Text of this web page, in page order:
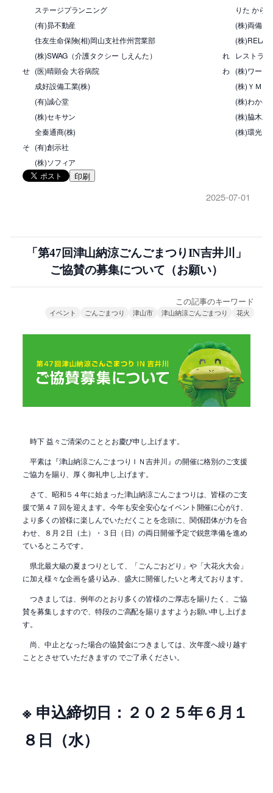
ステージプランニング
りた から
(有)昴不動産
(株)両備シ
住友生命保険(相)岡山支社作州営業部
(株
(株)SWAG（介護タクシー しえんた）
れ レストラ
せ (医)晴顕会 大谷病院 わ (株)ワード
成好設備工業(株)
(株)ＹＭコ
(有)誠心堂
(株)わかば
(株)セキサン
(株)脇木工
全秦通商(株)
(株)環光
そ (有)創示社
(株)ソフィア
印刷
2025-07-01
「第47回津山納涼ごんごまつりIN吉井川」
ご協賛の募集について（お願い）
この記事のキーワード
イベント ごんごまつり 津山市 津山納涼ごんごまつり 花火
時下 益々ご清栄のこととお慶び申し上げます。
平素は『津山納涼ごんごまつりＩＮ吉井川』の開催に格別のご支援
ご協力を賜り、厚く御礼申し上げます。
さて、昭和５４年に始まった津山納涼ごんごまつりは、皆様のご支
援で第４７回を迎えます。今年も安全安心なイベント開催に心がけ、
より多くの皆様に楽しんでいただくことを念頭に、関係団体が力を合
わせ、８月２日（土）・３日（日）の両日開催予定で鋭意準備を進め
ているところです。
県北最大級の夏まつりとして、「ごんごおどり」や「大花火大会」
に加え様々な企画を盛り込み、盛大に開催したいと考えております。
つきましては、例年のとおり多くの皆様のご厚志を賜りたく、ご協
賛を募集しますので、特段のご高配を賜りますようお願い申し上げま
す。
尚、中止となった場合の協賛金につきましては、次年度へ繰り越す
こととさせていただきますの でご了承ください。
※ 申込締切日：２０２５年６月１
８日（水）